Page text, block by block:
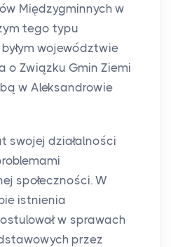
Międzygminnych w
tego typu
województwie
o Związku Gmin Ziemi
w Aleksandrowie
swojej działalności
społeczności. W
istnienia
w sprawach
przez